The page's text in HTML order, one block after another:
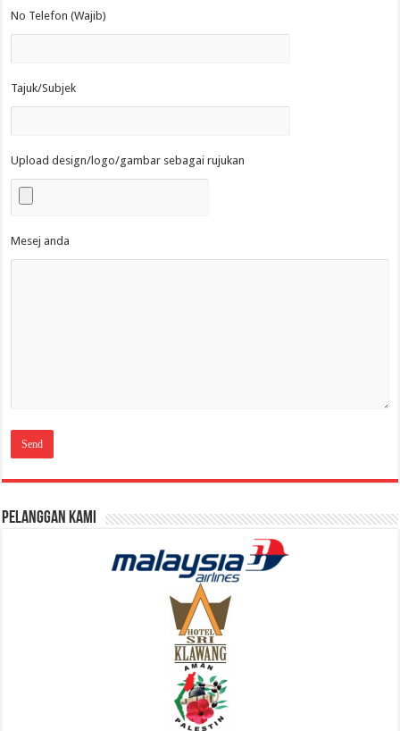
No Telefon (Wajib)
Tajuk/Subjek
Upload design/logo/gambar sebagai rujukan
Mesej anda
Pelanggan Kami